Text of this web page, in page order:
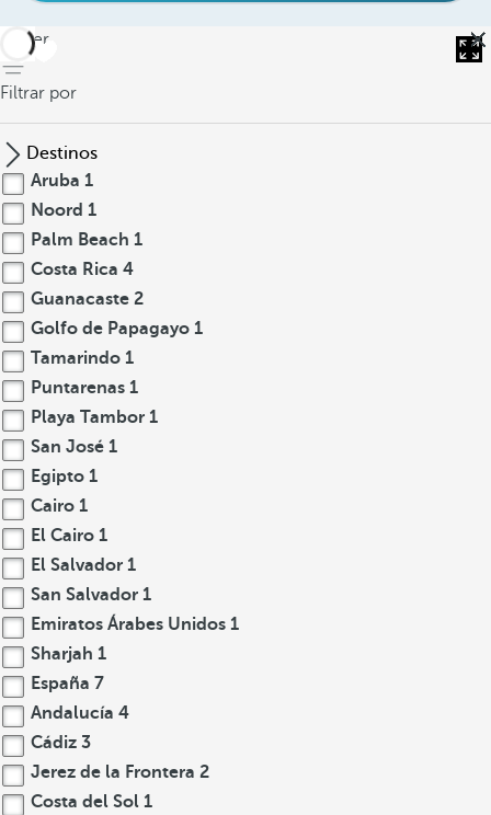
volver
Filtrar por
Destinos
Aruba 1
Noord 1
Palm Beach 1
Costa Rica 4
Guanacaste 2
Golfo de Papagayo 1
Tamarindo 1
Puntarenas 1
Playa Tambor 1
San José 1
Egipto 1
Cairo 1
El Cairo 1
El Salvador 1
San Salvador 1
Emiratos Árabes Unidos 1
Sharjah 1
España 7
Andalucía 4
Cádiz 3
Jerez de la Frontera 2
Costa del Sol 1